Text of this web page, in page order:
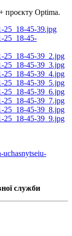
проєкту Optima.
uchasnytseiu-
служби